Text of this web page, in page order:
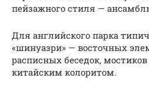
пейзажного стиля —
Для английского парка
«шинуазри» — восточных
расписных беседок,
китайским колоритом.